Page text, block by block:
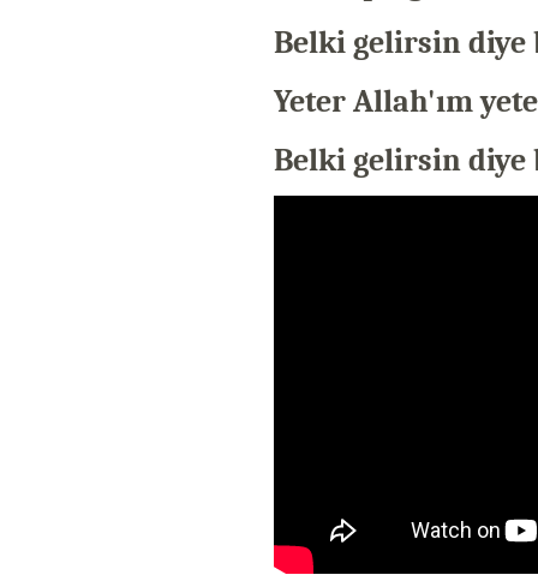
Belki gelirsin diye
Yeter Allah'ım
Belki gelirsin diye